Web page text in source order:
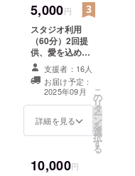
5,000円
スタジオ利用
（60分）2回提
供、愛を込めた
サンクスメール
有効期限：2025
年12月末
支援者：16人
お届け予定：
2025年09月
詳細を見る
こ
の
リ
タ
ー
ン
を
選
択
す
る
10,000円